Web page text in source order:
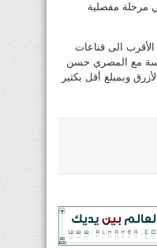
مرحلة مفصلية
الى قناعات
مع المصري حسن
وبمبلغ أقل بكثير